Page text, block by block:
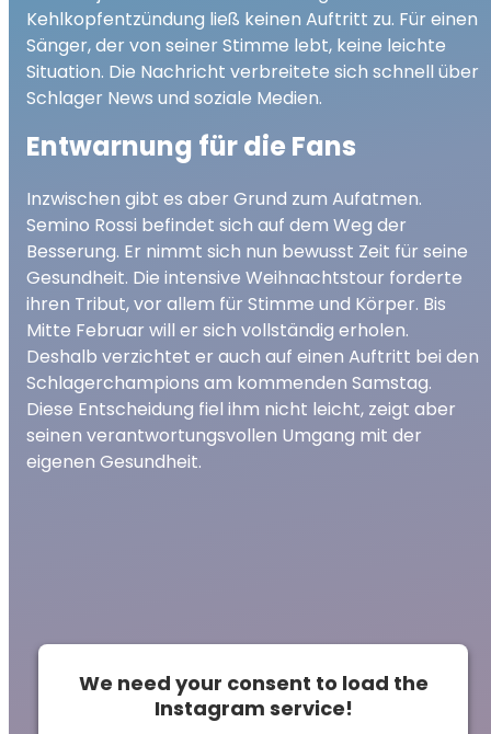
Kehlkopfentzündung ließ keinen Auftritt zu. Für einen
Sänger, der von seiner Stimme lebt, keine leichte
Situation. Die Nachricht verbreitete sich schnell über
Schlager News und soziale Medien.
Entwarnung für die Fans
Inzwischen gibt es aber Grund zum Aufatmen.
Semino Rossi befindet sich auf dem Weg der
Besserung. Er nimmt sich nun bewusst Zeit für seine
Gesundheit. Die intensive Weihnachtstour forderte
ihren Tribut, vor allem für Stimme und Körper. Bis
Mitte Februar will er sich vollständig erholen.
Deshalb verzichtet er auch auf einen Auftritt bei den
Schlagerchampions am kommenden Samstag.
Diese Entscheidung fiel ihm nicht leicht, zeigt aber
seinen verantwortungsvollen Umgang mit der
eigenen Gesundheit.
We need your consent to load the
Instagram service!